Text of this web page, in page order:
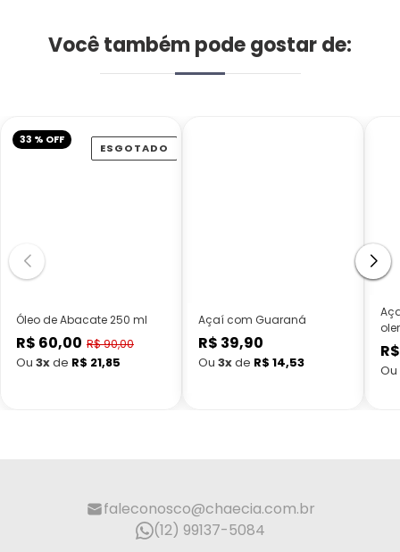
Você também pode gostar de:
ESGOTADO
Óleo de Abacate 250 ml
Preço
promocional
R$ 60,00
Preço
normal
R$ 90,00
33 % OFF
Ou 3xde R$ 21,85
Açaí com Guaraná
Preço
normal
R$ 39,90
Ou 3xde R$ 14,53 Ou
faleconosco@chaecia.com.br
(12) 99137-5084